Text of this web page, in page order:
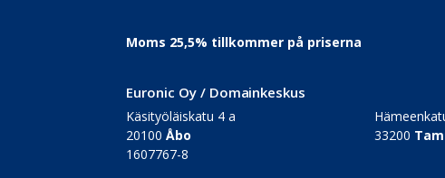
Moms 25,5% tillkommer på priserna
Euronic Oy / Domainkeskus
Käsityöläiskatu 4 a
20100Åbo
1607767-8
33200